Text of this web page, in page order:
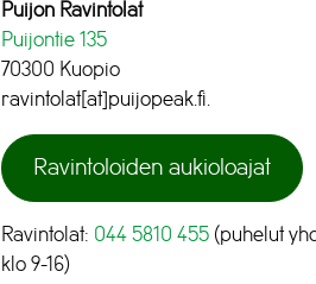
Puijon Ravintolat
Puijontie 135
70300 Kuopio
ravintolat[at]puijopeak.fi.
Ravintoloiden aukioloajat
Ravintolat: 044 5810 455(puhelut
klo 9-16)